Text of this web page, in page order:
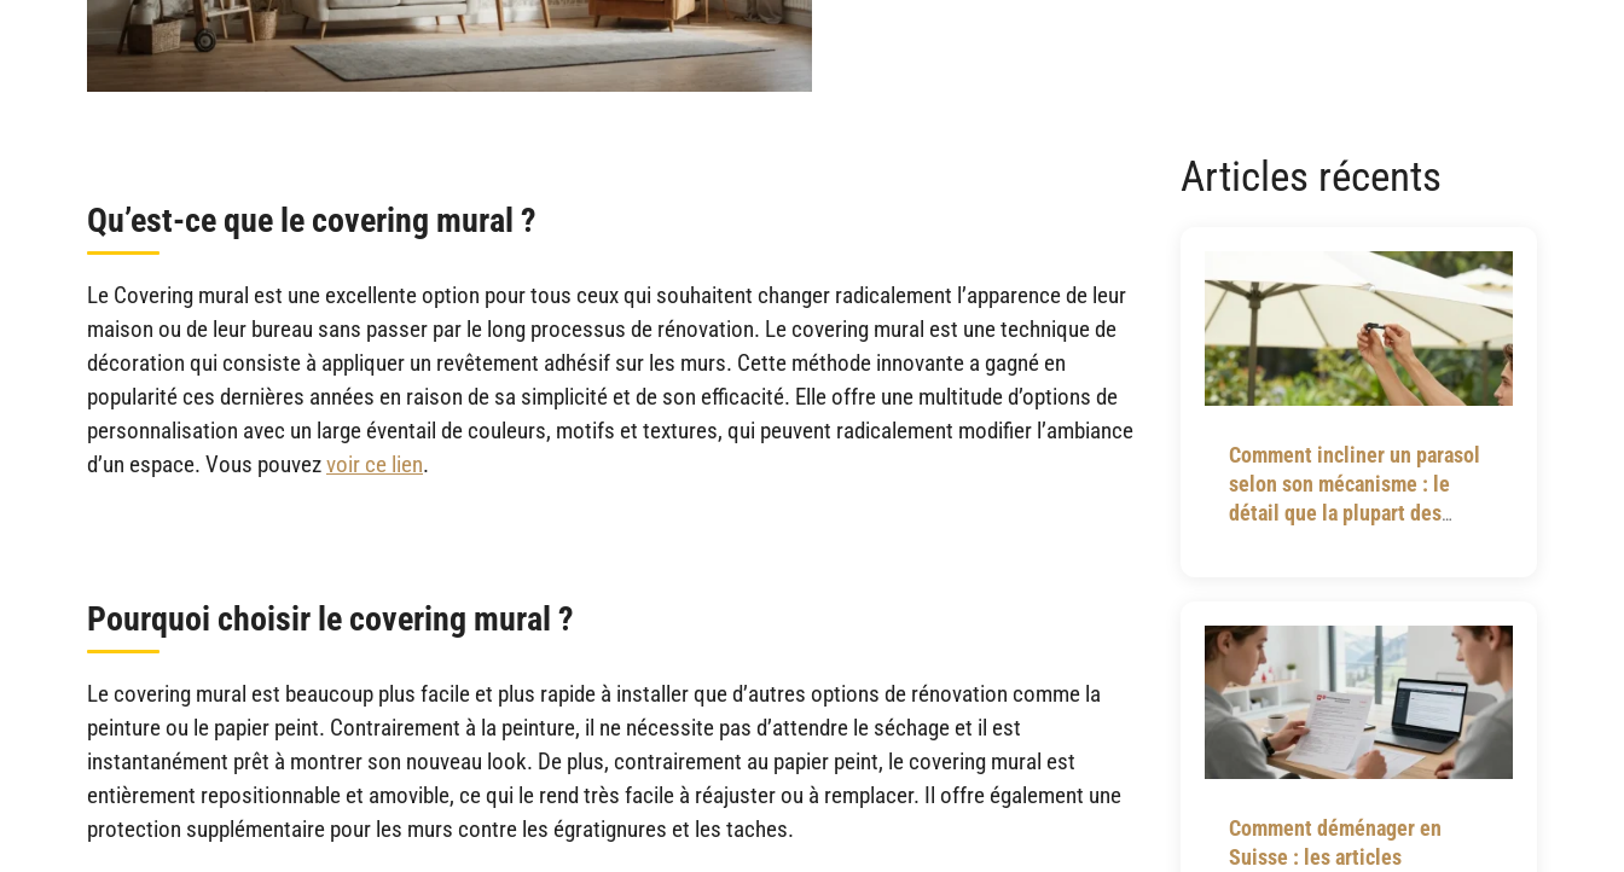
Qu’est-ce que le covering mural ?
Le Covering mural est une excellente option pour tous ceux qui souhaitent changer radicalement l’apparence de leur
maison ou de leur bureau sans passer par le long processus de rénovation. Le covering mural est une technique de
décoration qui consiste à appliquer un revêtement adhésif sur les murs. Cette méthode innovante a gagné en
popularité ces dernières années en raison de sa simplicité et de son efficacité. Elle offre une multitude d’options de
personnalisation avec un large éventail de couleurs, motifs et textures, qui peuvent radicalement modifier l’ambiance
d’un espace. Vous pouvezvoir ce lien.
Pourquoi choisir le covering mural ?
Le covering mural est beaucoup plus facile et plus rapide à installer que d’autres options de rénovation comme la
peinture ou le papier peint. Contrairement à la peinture, il ne nécessite pas d’attendre le séchage et il est
instantanément prêt à montrer son nouveau look. De plus, contrairement au papier peint, le covering mural est
entièrement repositionnable et amovible, ce qui le rend très facile à réajuster ou à remplacer. Il offre également une
protection supplémentaire pour les murs contre les égratignures et les taches.
Articles récents
Comment incliner un parasol
selon son mécanisme : le
détail que la plupart des
Comment déménager en
Suisse : les articles